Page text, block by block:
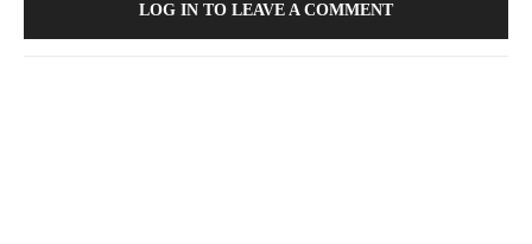
LOG IN TO LEAVE A COMMENT